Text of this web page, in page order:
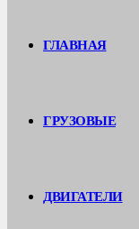
ГЛАВНАЯ
ГРУЗОВЫЕ
ДВИГАТЕЛИ